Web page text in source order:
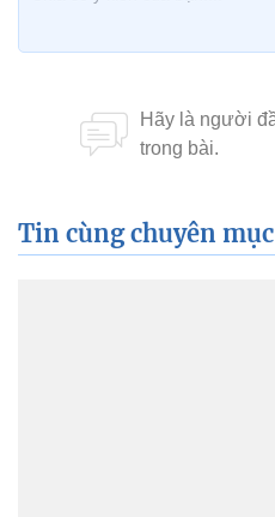
Tin cùng chuyên mục